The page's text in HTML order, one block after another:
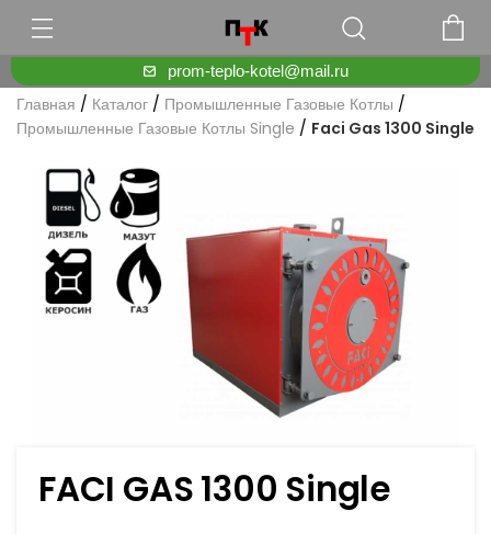
prom-teplo-kotel@mail.ru
Главная / Каталог / Промышленные Газовые Котлы /
Промышленные Газовые Котлы Single / Faci Gas 1300 Single
FACI GAS 1300 Single